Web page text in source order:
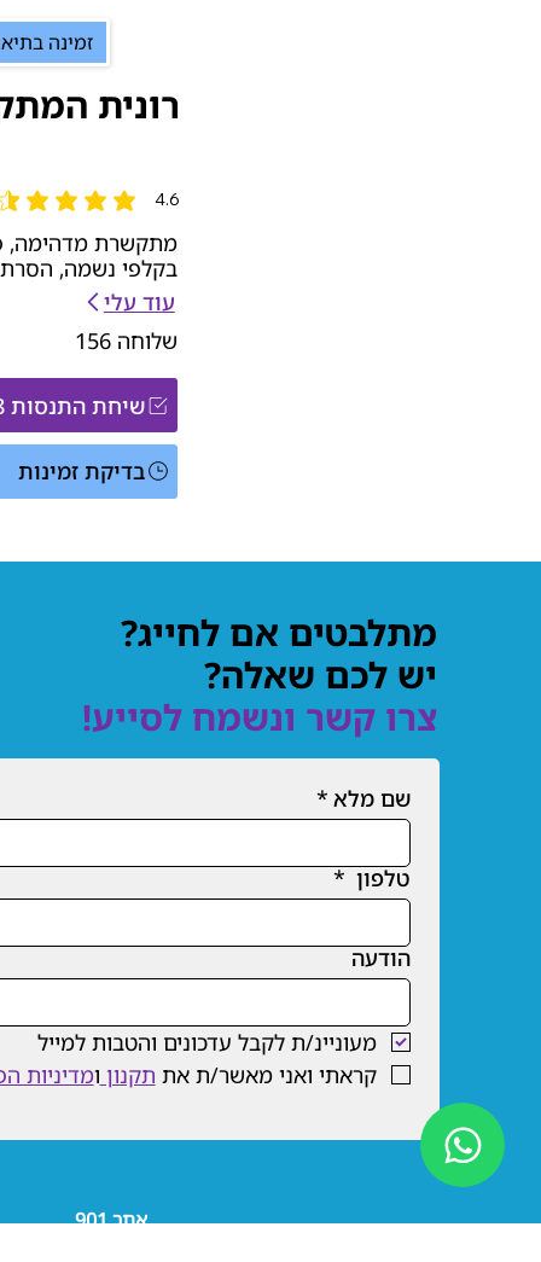
שיחת התנסות ₪58
בדיקת זמינות
זמינה
מתקשרת מדהימה,
בקלפי נשמה, הסרת
עוד עלי
שלוחה 156
רונית
4.6
הדירוג הממוצא הוא 4.6 מתוך 5
שם מלא *
טלפון *
הודעה
מעוניינ/ת לקבל עדכונים והטבות למייל
קראתי ואני מאשר/ת את תקנון ומדיניות
מתלבטים אם לחייג?
יש לכם שאלה?
צרו קשר ונשמח לסייע!
אתר 901